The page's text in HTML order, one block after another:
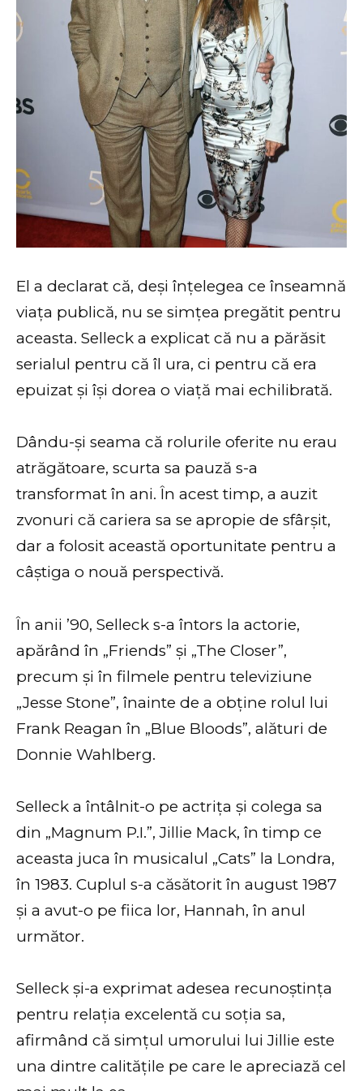
El a declarat că, deși înțelegea ce înseamnă
viața publică, nu se simțea pregătit pentru
aceasta. Selleck a explicat că nu a părăsit
serialul pentru că îl ura, ci pentru că era
epuizat și își dorea o viață mai echilibrată.
Dându-și seama că rolurile oferite nu erau
atrăgătoare, scurta sa pauză s-a
transformat în ani. În acest timp, a auzit
zvonuri că cariera sa se apropie de sfârșit,
dar a folosit această oportunitate pentru a
câștiga o nouă perspectivă.
În anii ’90, Selleck s-a întors la actorie,
apărând în „Friends” și „The Closer”,
precum și în filmele pentru televiziune
„Jesse Stone”, înainte de a obține rolul lui
Frank Reagan în „Blue Bloods”, alături de
Donnie Wahlberg.
Selleck a întâlnit-o pe actrița și colega sa
din „Magnum P.I.”, Jillie Mack, în timp ce
aceasta juca în musicalul „Cats” la Londra,
în 1983. Cuplul s-a căsătorit în august 1987
și a avut-o pe fiica lor, Hannah, în anul
următor.
Selleck și-a exprimat adesea recunoștința
pentru relația excelentă cu soția sa,
afirmând că simțul umorului lui Jillie este
una dintre calitățile pe care le apreciază cel